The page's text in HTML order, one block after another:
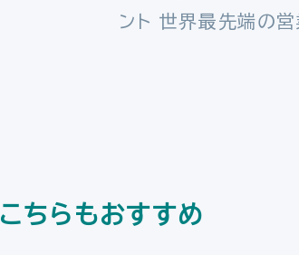
ント 世界最先端の
こちらもおすすめ